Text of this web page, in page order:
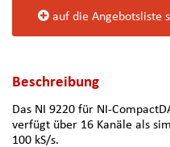
auf die Angebotsliste
Beschreibung
Das NI 9220 für NI-
verfügt über 16 Kanäle als
100 kS/s.